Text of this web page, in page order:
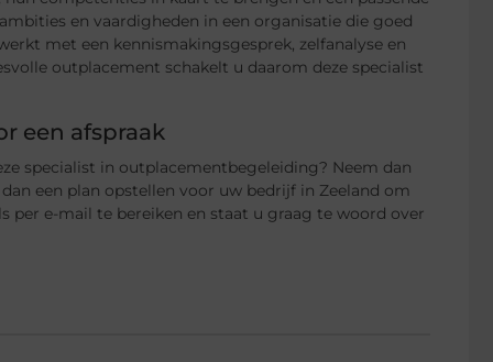
en vaardigheden in een organisatie die goed
met een kennismakingsgesprek, zelfanalyse en
outplacement schakelt u daarom deze specialist
een afspraak
specialist in outplacementbegeleiding? Neem dan
een plan opstellen voor uw bedrijf in Zeeland om
per e-mail te bereiken en staat u graag te woord over